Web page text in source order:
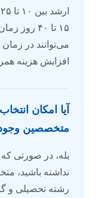
۱۵ تا ۴۰
می‌توانند در زمان
افزایش هزینه
آیا امکان
متخصصین وجود
بله، در صورتی
نداشته باشید،
رشته تحصیلی و